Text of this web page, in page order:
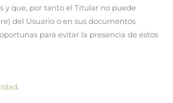
y que, por tanto el Titular no puede
del Usuario o en sus documentos
para evitar la presencia de estos
.